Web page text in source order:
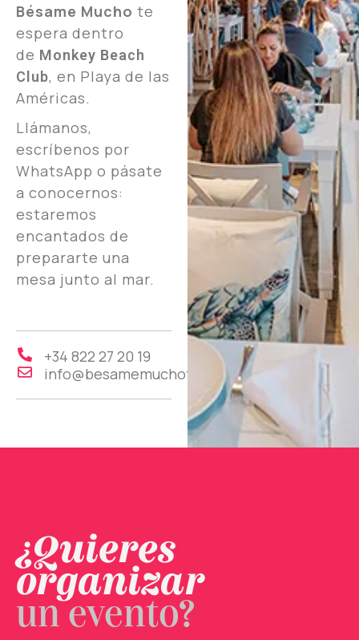
Bésame Mucho te
espera dentro
de Monkey Beach
Club, en Playa de las
Américas.
Llámanos,
escríbenos por
WhatsApp o pásate
a conocernos:
estaremos
encantados de
prepararte una
mesa junto al mar.
+34 822 27 20 19
info@besamemuchotenerife.com
¿Quieres
organizar
un evento?